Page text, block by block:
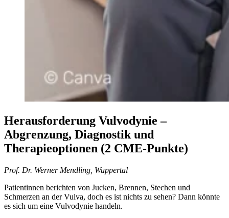
Herausforderung Vulvodynie –
Abgrenzung, Diagnostik und
Therapieoptionen (2 CME-Punkte)
Prof. Dr. Werner Mendling, Wuppertal
Patientinnen berichten von Jucken, Brennen, Stechen und
Schmerzen an der Vulva, doch es ist nichts zu sehen? Dann könnte
es sich um eine Vulvodynie handeln.